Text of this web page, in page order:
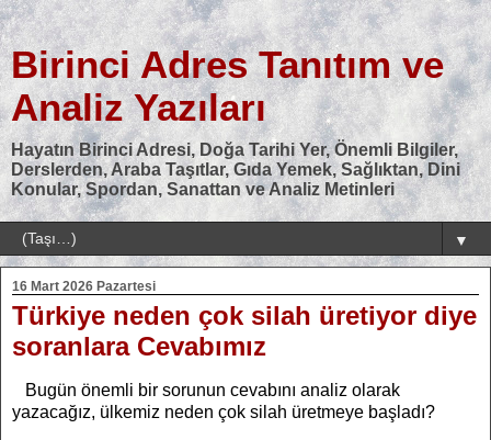
Birinci Adres Tanıtım ve
Analiz Yazıları
Hayatın Birinci Adresi, Doğa Tarihi Yer, Önemli Bilgiler,
Derslerden, Araba Taşıtlar, Gıda Yemek, Sağlıktan, Dini
Konular, Spordan, Sanattan ve Analiz Metinleri
▼
16 Mart 2026 Pazartesi
Türkiye neden çok silah üretiyor diye
soranlara Cevabımız
Bugün önemli bir sorunun cevabını analiz olarak
yazacağız, ülkemiz neden çok silah üretmeye başladı?